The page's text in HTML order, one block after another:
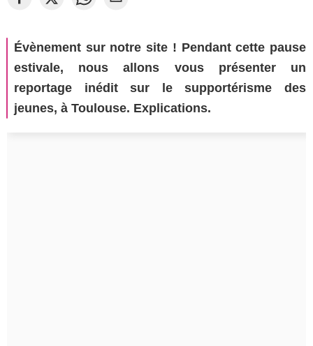
Évènement sur notre site ! Pendant cette pause
estivale, nous allons vous présenter un
reportage inédit sur le supportérisme des
jeunes, à Toulouse. Explications.